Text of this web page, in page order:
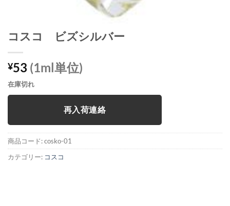
コスコ ビズシルバー
¥53 (1ml単位)
在庫切れ
再入荷連絡
商品コード:cosko-01
カテゴリー: コスコ